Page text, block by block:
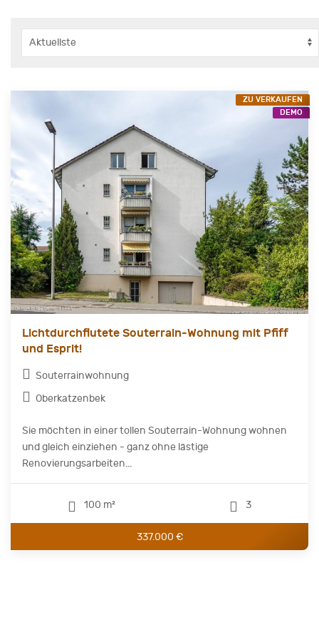
Lichtdurchflutete Souterrain-Wohnung mit Pfiff
und Esprit!
Souterrainwohnung
Oberkatzenbek
Sie möchten in einer tollen Souterrain-Wohnung wohnen
und gleich einziehen - ganz ohne lästige
Renovierungsarbeiten...
100 m² 3
337.000 €
ZU VERKAUFEN
DEMO